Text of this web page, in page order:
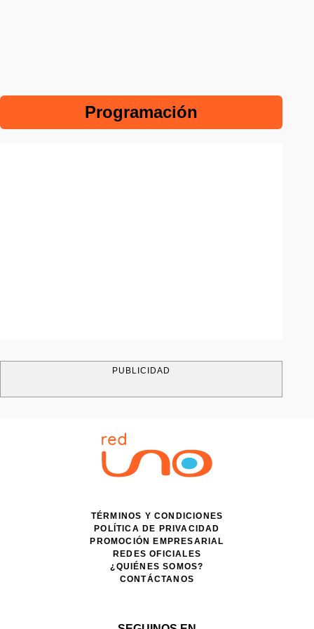
Programación
PUBLICIDAD
TÉRMINOS Y CONDICIONES
POLÍTICA DE PRIVACIDAD
PROMOCIÓN EMPRESARIAL
REDES OFICIALES
¿QUIÉNES SOMOS?
CONTÁCTANOS